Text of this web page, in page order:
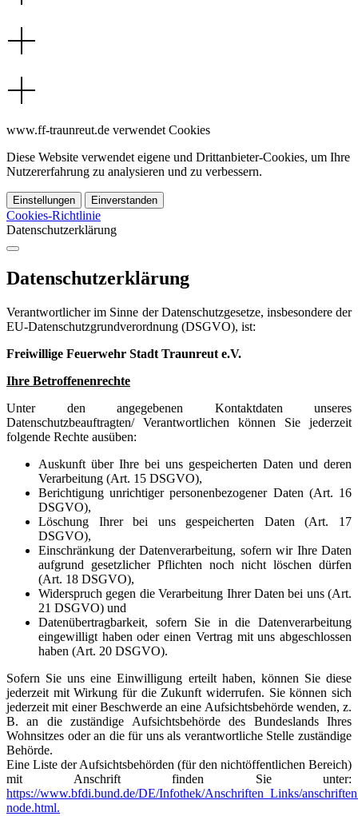
www.ff-traunreut.de verwendet Cookies
Diese Website verwendet eigene und Drittanbieter-Cookies, um Ihre
Nutzererfahrung zu analysieren und zu verbessern.
Einstellungen Einverstanden
Cookies-Richtlinie
Datenschutzerklärung
Datenschutzerklärung
Verantwortlicher im Sinne der Datenschutzgesetze, insbesondere der
EU-Datenschutzgrundverordnung (DSGVO), ist:
Freiwillige Feuerwehr Stadt Traunreut e.V.
Ihre Betroffenenrechte
Unter den angegebenen Kontaktdaten unseres
Datenschutzbeauftragten/ Verantwortlichen können Sie jederzeit
folgende Rechte ausüben:
Auskunft über Ihre bei uns gespeicherten Daten und deren
Verarbeitung (Art. 15 DSGVO),
Berichtigung unrichtiger personenbezogener Daten (Art. 16
DSGVO),
Löschung Ihrer bei uns gespeicherten Daten (Art. 17
DSGVO),
Einschränkung der Datenverarbeitung, sofern wir Ihre Daten
aufgrund gesetzlicher Pflichten noch nicht löschen dürfen
(Art. 18 DSGVO),
Widerspruch gegen die Verarbeitung Ihrer Daten bei uns (Art.
21 DSGVO) und
Datenübertragbarkeit, sofern Sie in die Datenverarbeitung
eingewilligt haben oder einen Vertrag mit uns abgeschlossen
haben (Art. 20 DSGVO).
Sofern Sie uns eine Einwilligung erteilt haben, können Sie diese
jederzeit mit Wirkung für die Zukunft widerrufen. Sie können sich
jederzeit mit einer Beschwerde an eine Aufsichtsbehörde wenden, z.
B. an die zuständige Aufsichtsbehörde des Bundeslands Ihres
Wohnsitzes oder an die für uns als verantwortliche Stelle zuständige
Behörde.
Eine Liste der Aufsichtsbehörden (für den nichtöffentlichen Bereich)
mit Anschrift finden Sie unter:
https://www.bfdi.bund.de/DE/Infothek/Anschriften_Links/
node.html.